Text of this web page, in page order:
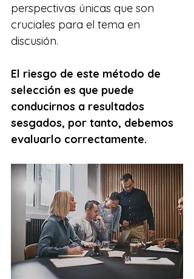
perspectivas únicas que son
cruciales para el tema en
discusión.
El riesgo de este método de
selección es que puede
conducirnos a resultados
sesgados, por tanto, debemos
evaluarlo correctamente.